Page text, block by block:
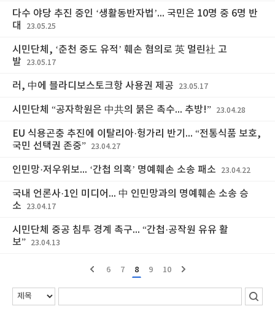
다수 야당 추진 중인 ‘생활동반자법’... 국민은 10명 중 6명 반
대
23.05.25
시민단체, ‘춘천 중도 유적’ 훼손 혐의로 英 멀린社 고
발
23.05.17
러, 中에 블라디보스토크항 사용권 제공 23.05.17
시민단체 “공자학원은 中共의 붉은 촉수... 추방!” 23.04.28
EU 식용곤충 추진에 이탈리아·헝가리 반기... “전통식품 보호,
국민 선택권 존중”
23.04.27
인민망·저우위보... ‘간첩 의혹’ 명예훼손 소송 패소 23.04.22
국내 언론사·1인 미디어... 中 인민망과의 명예훼손 소송 승
소
23.04.17
시민단체 중공 침투 경계 촉구... “간첩·공작원 유유 활
보”
23.04.13
6 7 8 9 10